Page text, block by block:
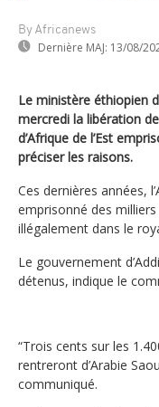
By Africanews
Dernière MAJ: 13/08/
Le ministère éthiopien
mercredi la libération
d’Afrique de l’Est
préciser les raisons.
Ces dernières années,
emprisonné des
illégalement dans le
Le gouvernement
détenus, indique le
“Trois cents sur les
rentreront d’Arabie
communiqué.